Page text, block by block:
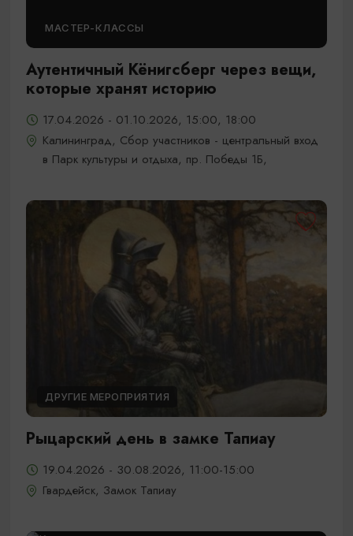
МАСТЕР-КЛАССЫ
Аутентичный Кёнигсберг через вещи,
которые хранят историю
17.04.2026 - 01.10.2026, 15:00, 18:00
Калининград, Сбор участников - центральный вход
в Парк культуры и отдыха, пр. Победы 1Б,
ДРУГИЕ МЕРОПРИЯТИЯ
Рыцарский день в замке Тапиау
19.04.2026 - 30.08.2026, 11:00-15:00
Гвардейск, Замок Тапиау